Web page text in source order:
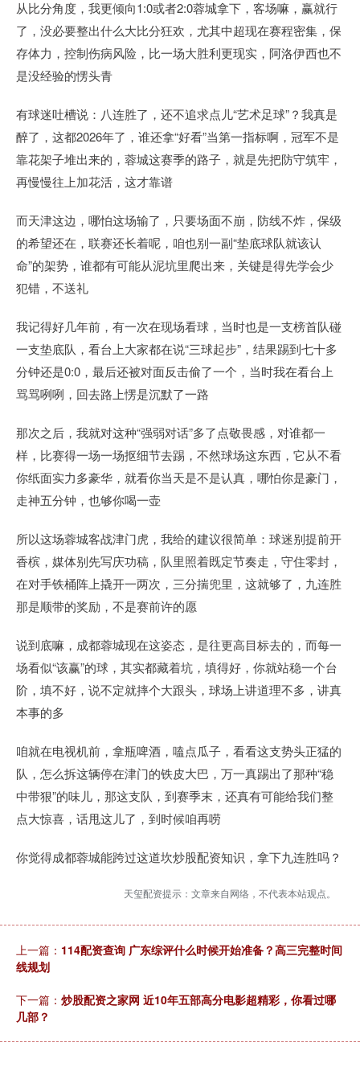
从比分角度，我更倾向1:0或者2:0蓉城拿下，客场嘛，赢就行
了，没必要整出什么大比分狂欢，尤其中超现在赛程密集，保
存体力，控制伤病风险，比一场大胜利更现实，阿洛伊西也不
是没经验的愣头青
有球迷吐槽说：八连胜了，还不追求点儿“艺术足球”？我真是
醉了，这都2026年了，谁还拿“好看”当第一指标啊，冠军不是
靠花架子堆出来的，蓉城这赛季的路子，就是先把防守筑牢，
再慢慢往上加花活，这才靠谱
而天津这边，哪怕这场输了，只要场面不崩，防线不炸，保级
的希望还在，联赛还长着呢，咱也别一副“垫底球队就该认
命”的架势，谁都有可能从泥坑里爬出来，关键是得先学会少
犯错，不送礼
我记得好几年前，有一次在现场看球，当时也是一支榜首队碰
一支垫底队，看台上大家都在说“三球起步”，结果踢到七十多
分钟还是0:0，最后还被对面反击偷了一个，当时我在看台上
骂骂咧咧，回去路上愣是沉默了一路
那次之后，我就对这种“强弱对话”多了点敬畏感，对谁都一
样，比赛得一场一场抠细节去踢，不然球场这东西，它从不看
你纸面实力多豪华，就看你当天是不是认真，哪怕你是豪门，
走神五分钟，也够你喝一壶
所以这场蓉城客战津门虎，我给的建议很简单：球迷别提前开
香槟，媒体别先写庆功稿，队里照着既定节奏走，守住零封，
在对手铁桶阵上撬开一两次，三分揣兜里，这就够了，九连胜
那是顺带的奖励，不是赛前许的愿
说到底嘛，成都蓉城现在这姿态，是往更高目标去的，而每一
场看似“该赢”的球，其实都藏着坑，填得好，你就站稳一个台
阶，填不好，说不定就摔个大跟头，球场上讲道理不多，讲真
本事的多
咱就在电视机前，拿瓶啤酒，嗑点瓜子，看看这支势头正猛的
队，怎么拆这辆停在津门的铁皮大巴，万一真踢出了那种“稳
中带狠”的味儿，那这支队，到赛季末，还真有可能给我们整
点大惊喜，话甩这儿了，到时候咱再唠
你觉得成都蓉城能跨过这道坎炒股配资知识，拿下九连胜吗？
天玺配资提示：文章来自网络，不代表本站观点。
上一篇： 114配资查询 广东综评什么时候开始准备？高三完整时间
线规划
下一篇： 炒股配资之家网 近10年五部高分电影超精彩，你看过哪
几部？